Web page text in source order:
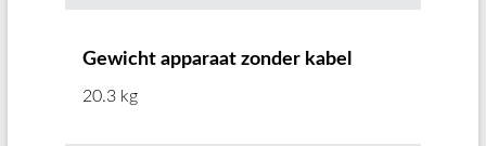
Gewicht apparaat zonder kabel
20.3 kg